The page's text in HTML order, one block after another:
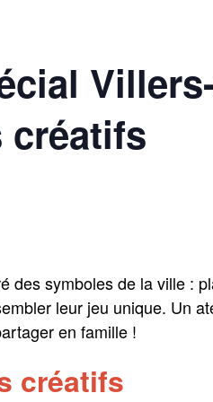
créatifs
des symboles de la ville :
leur jeu unique. Un
en famille !
créatifs